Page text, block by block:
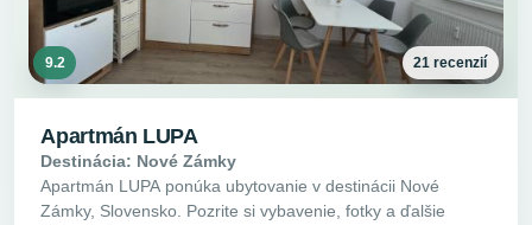
9.2 21 recenzií
Apartmán LUPA
Destinácia: Nové Zámky
Apartmán LUPA ponúka ubytovanie v destinácii Nové
Zámky, Slovensko. Pozrite si vybavenie, fotky a ďalšie